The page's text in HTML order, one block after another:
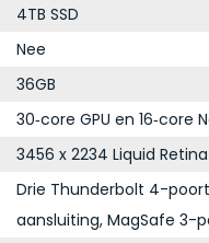
4TB SSD
Nee
36GB
30‑core GPU en 16‑core
3456 x 2234 Liquid
Drie Thunderbolt 4-
aansluiting, MagSafe 3-